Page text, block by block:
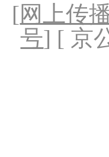
[网上传
号] [ 京